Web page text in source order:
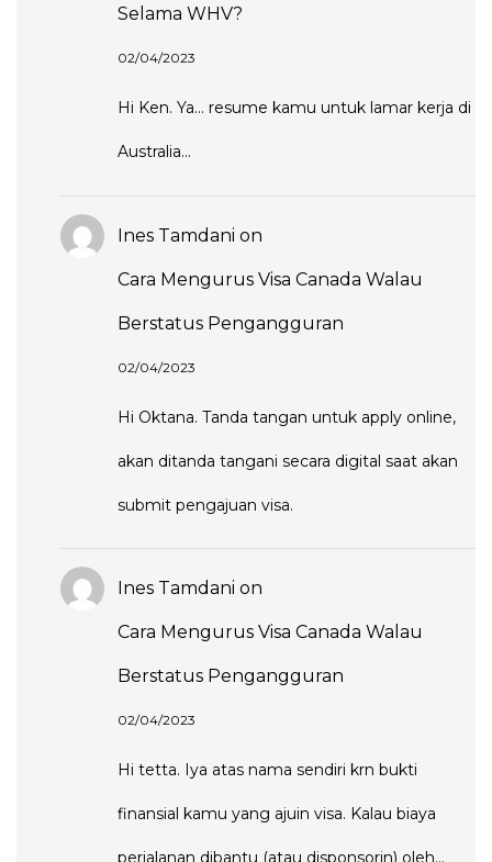
Selama WHV?
02/04/2023
Hi Ken. Ya... resume kamu untuk lamar kerja di
Australia...
Ines Tamdani on
Cara Mengurus Visa Canada Walau
Berstatus Pengangguran
02/04/2023
Hi Oktana. Tanda tangan untuk apply online,
akan ditanda tangani secara digital saat akan
submit pengajuan visa.
Ines Tamdani on
Cara Mengurus Visa Canada Walau
Berstatus Pengangguran
02/04/2023
Hi tetta. Iya atas nama sendiri krn bukti
finansial kamu yang ajuin visa. Kalau biaya
perjalanan dibantu (atau disponsorin) oleh…